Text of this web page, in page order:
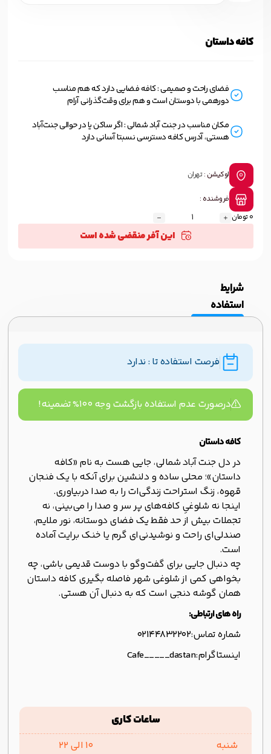
کافه داستان
فضای راحت و صمیمی : کافه فضایی دارد که هم مناسب
دورهمی با دوستان است و هم برای وقت‌گذرانی آرام
مکان مناسب در جنت آباد شمالی : اگر ساکن یا در حوالی جنت‌آباد
هستی، آدرس کافه دسترسی نسبتا آسانی دارد
لوکیشن :تهران
فروشنده :
0 تومان
این آفر منقضی شده است
شرایط
استفاده
فرصت استفاده تا : ندارد
درصورت عدم استفاده بازگشت وجه ۱۰۰% تضمینه!
کافه داستان
در دل جنت آباد شمالی، جایی هست به نام «کافه
داستان»؛ محلی ساده و دلنشین برای آنکه با یک فنجان
قهوه، زنگ استراحت زندگی‌ات را به صدا دربیاوری.
اینجا نه شلوغیِ کافه‌های پر سر و صدا را می‌بینی، نه
تجملات بیش از حد فقط یک فضای دوستانه، نور ملایم،
صندلی‌ای راحت و نوشیدنی‌ای گرم یا خنک برایت آماده
است.
چه دنبال جایی برای گفت‌وگو با دوست قدیمی باشی، چه
بخواهی کمی از شلوغی شهر فاصله بگیری کافه داستان
همان گوشه دنجی است که به دنبال آن هستی.
راه های ارتباطی:
شماره تماس:02144832202
اینستاگرام:Cafe_____dastan
ساعات کاری
شنبه
10 الی 22